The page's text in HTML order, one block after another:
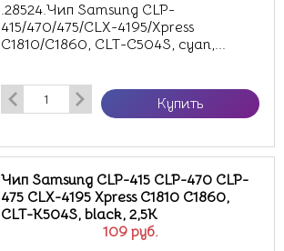
.28524.Чип Samsung CLP-
415/470/475/CLX-4195/Xpress
C1810/C1860, CLT-C504S, cyan,...
Купить
109 руб.
Чип Samsung CLP-415 CLP-470 CLP-
475 CLX-4195 Xpress C1810 C1860,
CLT-K504S, black, 2,5K